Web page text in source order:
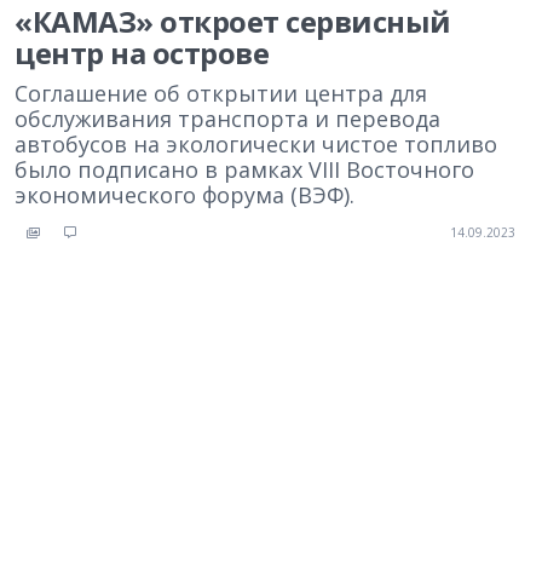
«КАМАЗ» откроет сервисный
центр на острове
Соглашение об открытии центра для
обслуживания транспорта и перевода
автобусов на экологически чистое топливо
было подписано в рамках VIII Восточного
экономического форума (ВЭФ).
14.09.2023